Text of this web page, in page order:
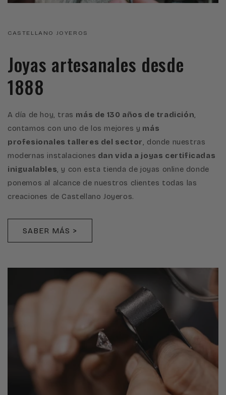
CASTELLANO JOYEROS
Joyas artesanales desde
1888
A día de hoy, tras más de 130 años de tradición,
contamos con uno de los mejores y más
profesionales talleres del sector, donde nuestras
modernas instalaciones dan vida a joyas certificadas
inigualables, y con esta tienda de joyas online donde
ponemos al alcance de nuestros clientes todas las
creaciones de Castellano Joyeros.
SABER MÁS >